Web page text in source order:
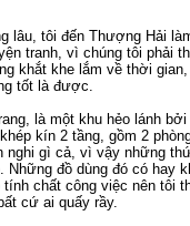
lâu, tôi đến Thượng Hải
tranh, vì chúng tôi phải
khắt khe lắm về thời
tốt là được.
là một khu hẻo lánh
kín 2 tầng, gồm 2
nghi gì cả, vì vậy những
đồ dùng đó có hay
tính chất công việc nên tôi
cứ ai quấy rầy.